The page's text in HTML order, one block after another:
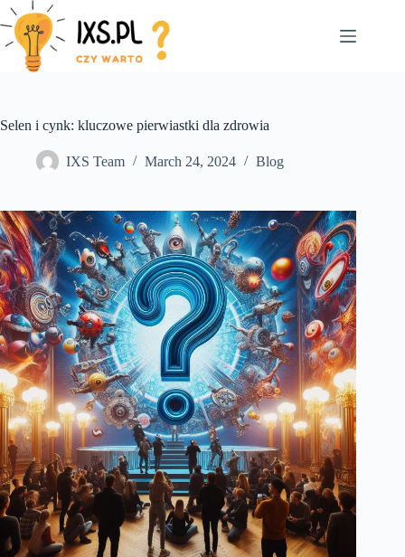
Skip
to
content
Selen i cynk: kluczowe pierwiastki dla zdrowia
IXS Team March 24, 2024 Blog